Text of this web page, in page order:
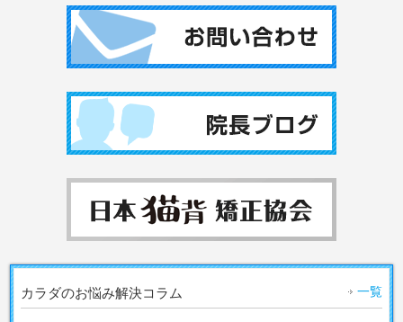
カラダのお悩み解決コラム 一覧